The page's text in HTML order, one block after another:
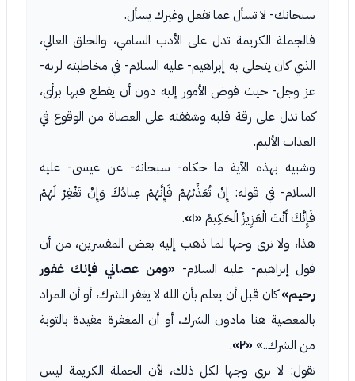
سبحانك- لا تسأل عما تفعل وغيرك يسأل.
فالجملة الكريمة تدل على الأدب السامي، والخلق العالي،
الذي كان يتحلى به إبراهيم- عليه السلام- في مخاطبته لربه-
عز وجل- حيث فوض الأمور إليه دون أن يقطع فيها برأى،
كما تدل على رقة قلبه وشفقته على العصاة من الوقوع في
العذاب الأليم.
وشبيه بهذه الآية ما حكاه- سبحانه- عن عيسى- عليه
السلام- في قوله: إِنْ تُعَذِّبْهُمْ فَإِنَّهُمْ عِبادُكَ وَإِنْ تَغْفِرْ لَهُمْ
فَإِنَّكَ أَنْتَ الْعَزِيزُ الْحَكِيمُ «١» .
هذا، ولا نرى وجها لما ذهب إليه بعض المفسرين، من أن
قول إبراهيم- عليه السلام- «ومن عصاني فإنك غفور
رحيم»كان قبل أن يعلم بأن الله لا يغفر الشرك، أو أن المراد
بالمعصية هنا مادون الشرك، أو أن المغفرة مقيدة بالتوبة
من الشرك..» «٢»
.
نقول: لا نرى وجها لكل ذلك، لأن الجملة الكريمة ليس